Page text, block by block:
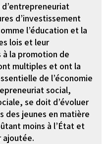
d’investissement
l’éducation et la
lois et leur
la promotion de
multiples et ont la
de l’économie
social,
se doit d’évoluer
des jeunes en matière
moins à l’État et
ajoutée.